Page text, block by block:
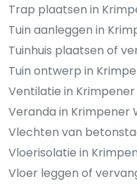
Trap plaatsen in
Tuin aanleggen in
Tuinhuis plaatsen of
Tuin ontwerp in
Ventilatie in
Veranda in Krimpener
Vlechten van
Vloerisolatie in
Vloer leggen of